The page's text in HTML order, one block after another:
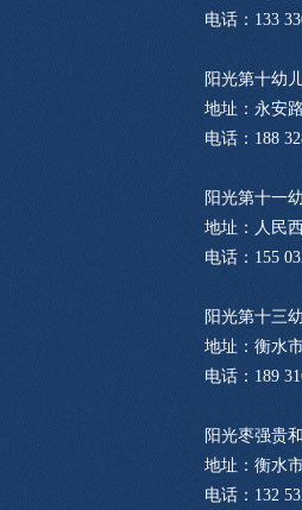
电话：133
阳光第十幼
地址：永安
电话：188
阳光第十一
地址：人民
电话：155
阳光第十三
地址：衡水
电话：189
阳光枣强贵
地址：衡水
电话：132